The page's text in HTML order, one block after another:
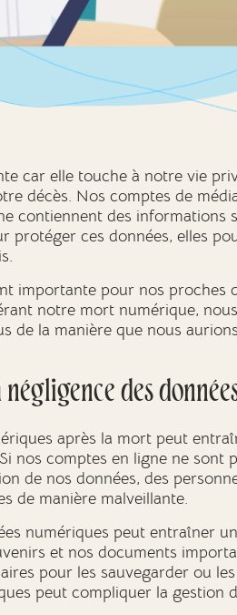
car elle touche à notre vie
décès. Nos comptes de
contiennent des informations
protéger ces données, elles
importante pour nos
notre mort numérique,
de la manière que nous
négligence des
après la mort peut
nos comptes en ligne ne sont
de nos données, des
de manière malveillante.
numériques peut entraîner
et nos documents
pour les sauvegarder ou
peut compliquer la gestion